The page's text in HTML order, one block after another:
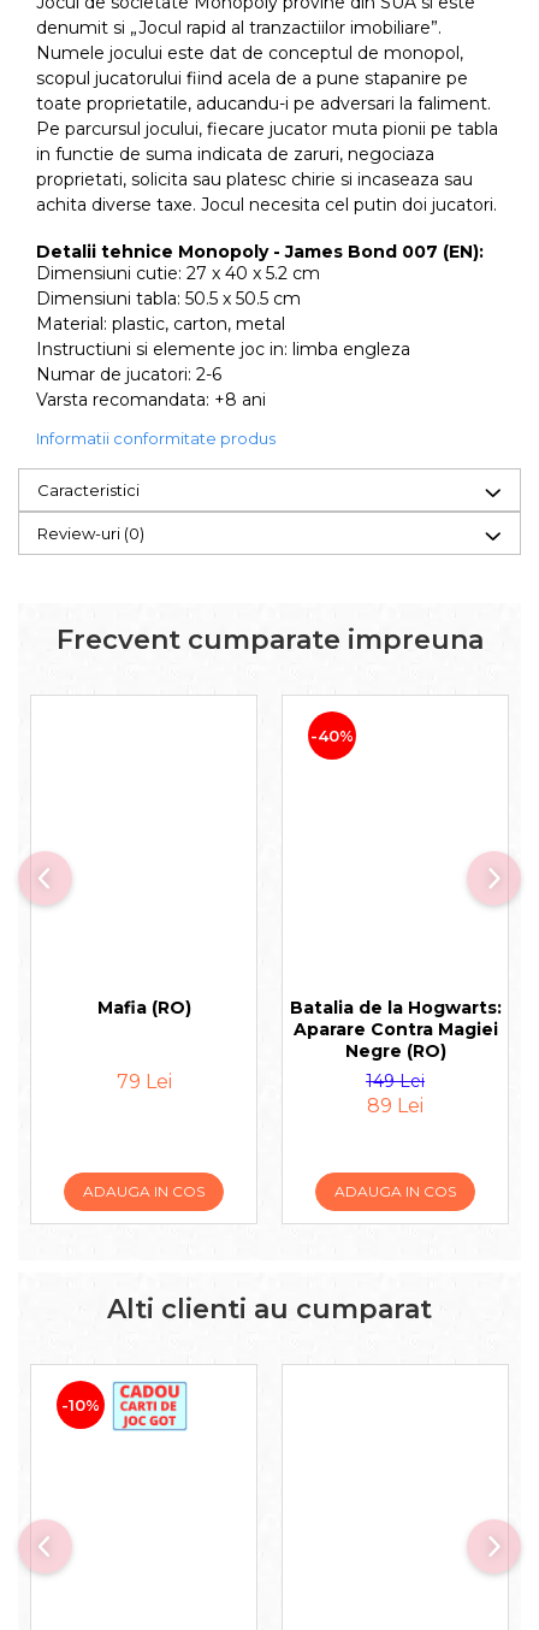
denumit si „Jocul rapid al tranzactiilor imobiliare”.
Numele jocului este dat de conceptul de monopol,
scopul jucatorului fiind acela de a pune stapanire pe
toate proprietatile, aducandu-i pe adversari la faliment.
Pe parcursul jocului, fiecare jucator muta pionii pe tabla
in functie de suma indicata de zaruri, negociaza
proprietati, solicita sau platesc chirie si incaseaza sau
achita diverse taxe. Jocul necesita cel putin doi jucatori.
Detalii tehnice Monopoly - James Bond 007 (EN):
Dimensiuni cutie: 27 x 40 x 5.2 cm
Dimensiuni tabla: 50.5 x 50.5 cm
Material: plastic, carton, metal
Instructiuni si elemente joc in: limba engleza
Numar de jucatori: 2-6
Varsta recomandata: +8 ani
Informatii conformitate produs
Caracteristici
Review-uri (0)
Frecvent cumparate impreuna
Mafia (RO)
79 Lei
ADAUGA IN COS
-40%
Batalia de la Hogwarts:
Aparare Contra Magiei
Negre (RO)
149 Lei
89 Lei
ADAUGA IN COS
Alti clienti au cumparat
-10%